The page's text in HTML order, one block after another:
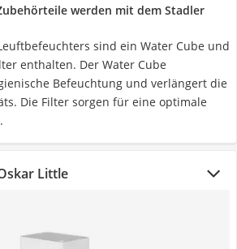
werden mit dem Stadler
sind ein Water Cube und
enthalten. Der Water Cube
Befeuchtung und verlängert die
Die Filter sorgen für eine optimale
Little